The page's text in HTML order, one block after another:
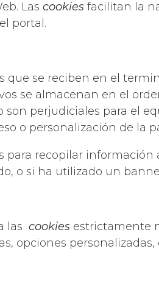
Las cookies facilitan la
portal.
que se reciben en el
se almacenan en el
perjudiciales para el
o personalización de la
recopilar
o si ha utilizado un
las cookies estrictamente
opciones personalizadas,